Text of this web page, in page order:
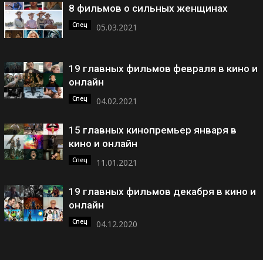
8 фильмов о сильных женщинах
Спец 05.03.2021
19 главных фильмов февраля в кино и
онлайн
Спец 04.02.2021
15 главных кинопремьер января в
кино и онлайн
Спец 11.01.2021
19 главных фильмов декабря в кино и
онлайн
Спец 04.12.2020